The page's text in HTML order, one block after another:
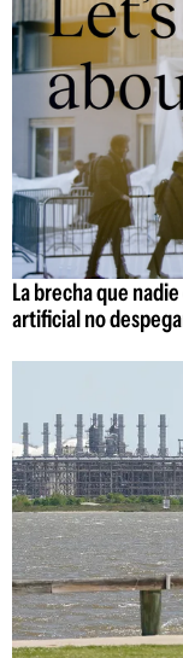
La brecha que
artificial no